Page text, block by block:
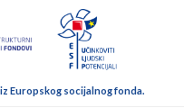
Europskog socijalnog fonda.